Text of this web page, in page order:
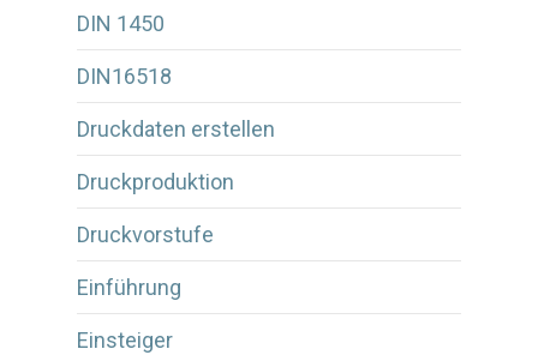
DIN 1450
DIN16518
Druckdaten erstellen
Druckproduktion
Druckvorstufe
Einführung
Einsteiger